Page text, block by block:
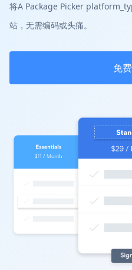
将A Package Picker
站，无需编码或头痛。
免